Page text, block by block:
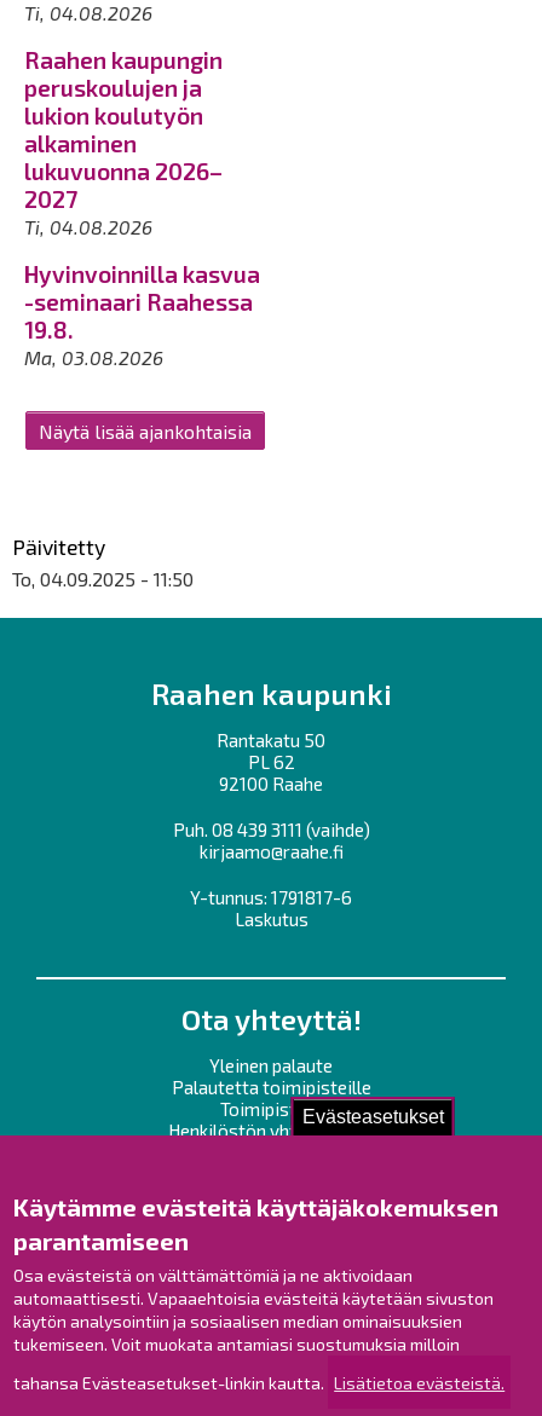
Evästeasetukset
Käytämme evästeitä käyttäjäkokemuksen
parantamiseen
Osa evästeistä on välttämättömiä ja ne aktivoidaan
automaattisesti. Vapaaehtoisia evästeitä käytetään sivuston
käytön analysointiin ja sosiaalisen median ominaisuuksien
tukemiseen. Voit muokata antamiasi suostumuksia milloin
tahansa Evästeasetukset-linkin kautta. Lisätietoa evästeistä.
Ti, 04.08.2026
Raahen kaupungin
peruskoulujen ja
lukion koulutyön
alkaminen
lukuvuonna 2026–
2027
Ti, 04.08.2026
Hyvinvoinnilla kasvua
-seminaari Raahessa
19.8.
Ma, 03.08.2026
Näytä lisää ajankohtaisia
Päivitetty
To, 04.09.2025 - 11:50
Raahen kaupunki
Rantakatu 50
PL 62
92100 Raahe
Puh. 08 439 3111 (vaihde)
kirjaamo@raahe.fi
Y-tunnus: 1791817-6
Laskutus
Ota yhteyttä!
Yleinen palaute
Palautetta toimipisteille
Toimipisteet
Henkilöstön yhteystiedot
Raahe Facebookissa
Raahe Instagramissa
Raahe LinkedInissä
Raahe YouTubessa